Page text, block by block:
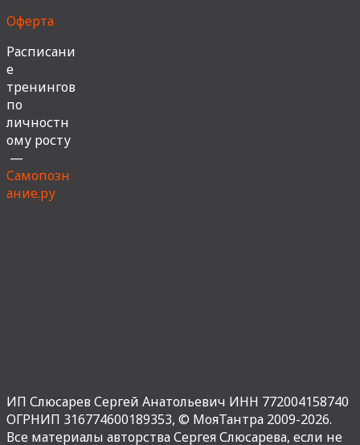
Оферта
Расписани
е
тренингов
по
личностн
ому росту
—
Самопозн
ание.ру
ИП Слюсарев Сергей Анатольевич ИНН 772004158740
ОГРНИП 316774600189353, © МояТантра 2009-2026.
Все материалы авторства Сергея Слюсарева, если не